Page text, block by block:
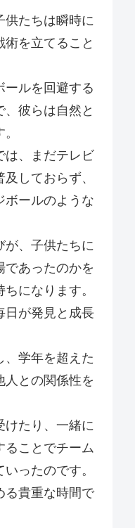
供たちは瞬時に
を立てること
ールを回避する
彼らは自然と
は、まだテレビ
しておらず、
ボールのような
が、子供たちに
であったのかを
になります。
日が発見と成長
、学年を超えた
人との関係性を
けたり、一緒に
ることでチーム
ったのです。
る貴重な時間で